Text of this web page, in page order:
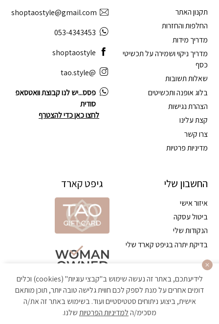
תקנון האתר
החלפות והחזרות
מדריך מידות
מדריך ניקוי ושמירה על תכשיטי
כסף
שאלות תשובות
בלוג אופנה ותכשיטים
הצהרת נגישות
קצת עלינו
צרו קשר
מדיניות פרטיות
החשבון שלי
איזור אישי
ביטול עסקה
הנקודות שלי
בדיקת יתרה בגיפט קארד שלי
shoptaostyle@gmail.com
053-4343453
shoptaostyle
@tao.style
פסס...יש לנו קבוצת וואטסאפ
סודית
לחצו כאן כדי להצטרף
גיפט קארד
לידיעתכם, באתר זה נעשה שימוש ב"קבצי עוגיות" (cookies) וכלים
דומים אחרים על מנת לספק לכם חווית גלישה טובה יותר, תוכן מותאם
אישית, ביצוע ניתוחים סטטיסטיים ועוד. בשימוש באתר זה את/ה
מסכימ/הלמדיניות הפרטיותשלנו.